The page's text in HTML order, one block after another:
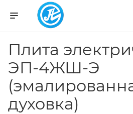
Плита
ЭП-4ЖШ-Э
духовка)